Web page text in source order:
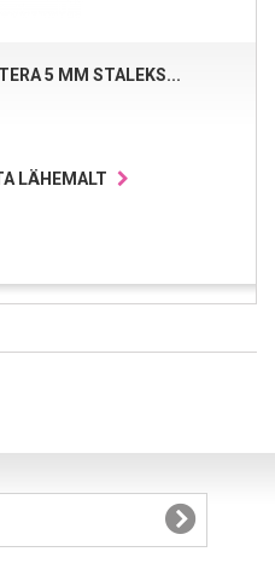
5 MM STALEKS...
LÄHEMALT